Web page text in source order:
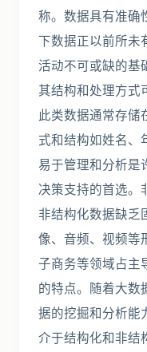
称。数据具有准确
下数据正以前所未
活动不可或缺的基
其结构和处理方式
此类数据通常存储
式和结构如姓名、
易于管理和分析是
决策支持的首选。
非结构化数据缺乏
像、音频、视频等
子商务等领域占主
的特点。随着大数
据的挖掘和分析能
介于结构化和非结